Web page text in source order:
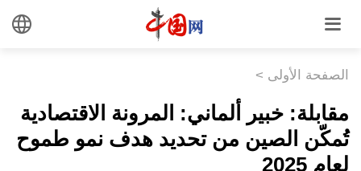
الصفحة الأولى >
مقابلة: خبير ألماني: المرونة الاقتصادية
تُمكّن الصين من تحديد هدف نمو طموح
لعام 2025